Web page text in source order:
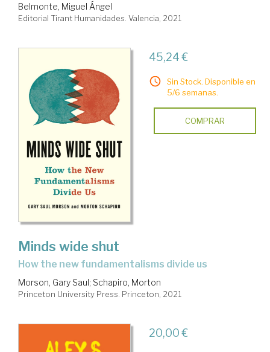
Belmonte, Miguel Ángel
Editorial Tirant Humanidades. Valencia, 2021
45,24 €
Sin Stock. Disponible en
5/6 semanas.
COMPRAR
Minds wide shut
how the new fundamentalisms divide us
Morson, Gary Saul; Schapiro, Morton
Princeton University Press. Princeton, 2021
20,00 €